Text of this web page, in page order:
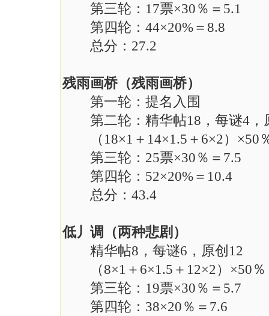
第三轮：17票×30％＝5.1
第四轮：44×20%＝8.8
总分：27.2
残雨画桥（残雨画桥）
第一轮：提名入围
第二轮：精华帖18，每谜4，
（18×1＋14×1.5＋6×2）×50
第三轮：25票×30％＝7.5
第四轮：52×20%＝10.4
总分：43.4
低丿调（两种悲剧）
精华帖8，每谜6，原创12
（8×1＋6×1.5＋12×2）×50％
第三轮：19票×30％＝5.7
第四轮：38×20％＝7.6